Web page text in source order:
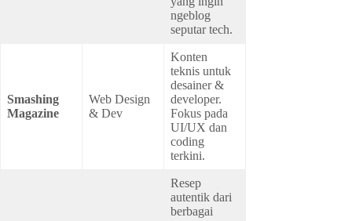
ngeblog
seputar tech.
Smashing
Magazine
Web Design
& Dev
Konten
teknis untuk
desainer &
developer.
Fokus pada
UI/UX dan
coding
terkini.
Resep
autentik dari
berbagai